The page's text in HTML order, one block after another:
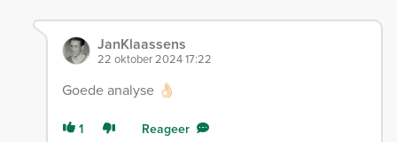
JanKlaassens
22 oktober 2024 17:22
Goede analyse 👌🏻
1 Reageer